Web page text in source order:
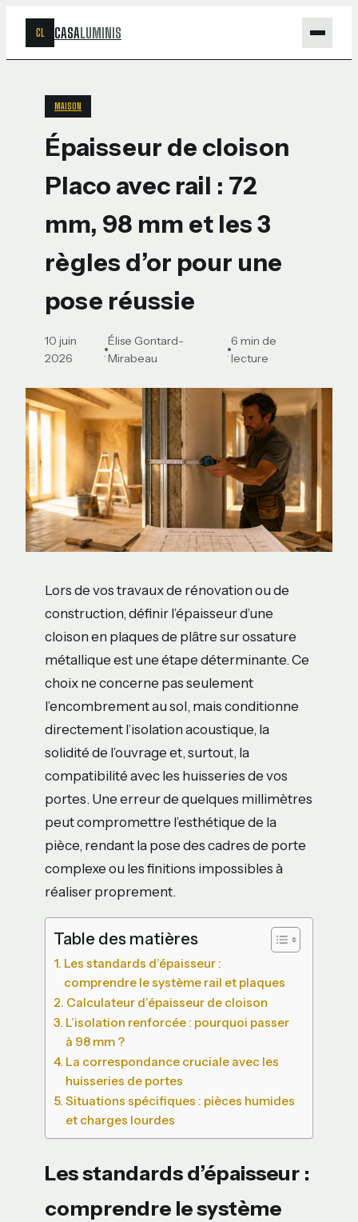
CL CASALUMINIS
Jardinage
MAISON
Épaisseur de cloison
Placo avec rail : 72
mm, 98 mm et les 3
règles d’or pour une
pose réussie
10 juin
2026
·
Élise Gontard-
Mirabeau
·
6 min de
lecture
Lors de vos travaux de rénovation ou de
construction, définir l’épaisseur d’une
cloison en plaques de plâtre sur ossature
métallique est une étape déterminante. Ce
choix ne concerne pas seulement
l’encombrement au sol, mais conditionne
directement l’isolation acoustique, la
solidité de l’ouvrage et, surtout, la
compatibilité avec les huisseries de vos
portes. Une erreur de quelques millimètres
peut compromettre l’esthétique de la
pièce, rendant la pose des cadres de porte
complexe ou les finitions impossibles à
réaliser proprement.
Table des matières
Les standards d’épaisseur :
comprendre le système rail et plaques
Calculateur d’épaisseur de cloison
L’isolation renforcée : pourquoi passer
à 98 mm ?
La correspondance cruciale avec les
huisseries de portes
Situations spécifiques : pièces humides
et charges lourdes
Les standards d’épaisseur :
comprendre le système